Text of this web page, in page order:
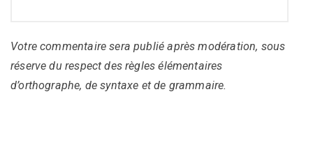
Votre commentaire sera publié après modération, sous
réserve du respect des règles élémentaires
d’orthographe, de syntaxe et de grammaire.